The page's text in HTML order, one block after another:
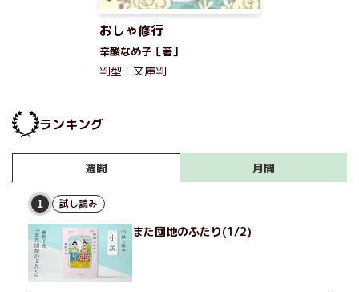
おしゃ修行
辛酸なめ子［著］
判型：文庫判
ランキング
週間 月間
1 試し読み
また団地のふたり(1/2)